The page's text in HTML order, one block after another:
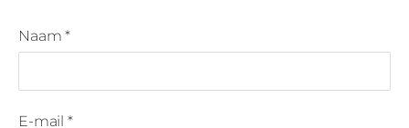
Naam *
E-mail *